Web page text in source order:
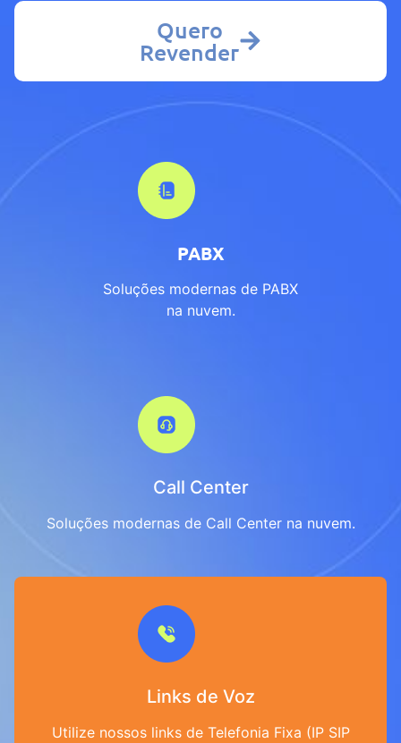
Links de Voz
Utilize nossos links de Telefonia Fixa (IP SIP
PABX
Soluções modernas de PABX
na nuvem.
Call Center
Soluções modernas de Call Center na nuvem.
Quero
Revender